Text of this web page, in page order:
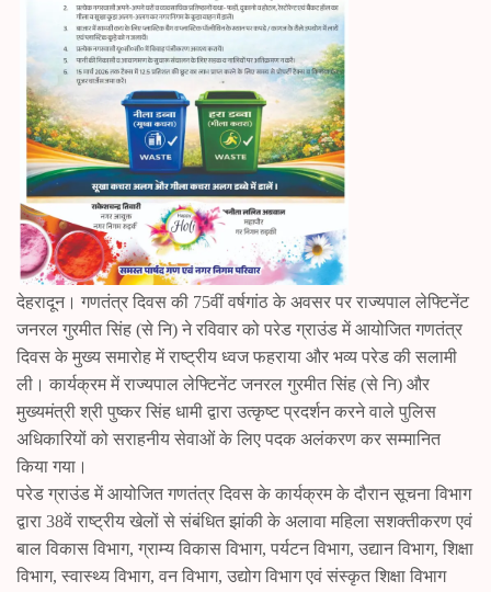
देहरादून। गणतंत्र दिवस की 75वीं वर्षगांठ के अवसर पर राज्यपाल लेफ्टिनेंट
जनरल गुरमीत सिंह (से नि) ने रविवार को परेड ग्राउंड में आयोजित गणतंत्र
दिवस के मुख्य समारोह में राष्ट्रीय ध्वज फहराया और भव्य परेड की सलामी
ली। कार्यक्रम में राज्यपाल लेफ्टिनेंट जनरल गुरमीत सिंह (से नि) और
मुख्यमंत्री श्री पुष्कर सिंह धामी द्वारा उत्कृष्ट प्रदर्शन करने वाले पुलिस
अधिकारियों को सराहनीय सेवाओं के लिए पदक अलंकरण कर सम्मानित
किया गया।
परेड ग्राउंड में आयोजित गणतंत्र दिवस के कार्यक्रम के दौरान सूचना विभाग
द्वारा 38वें राष्ट्रीय खेलों से संबंधित झांकी के अलावा महिला सशक्तीकरण एवं
बाल विकास विभाग, ग्राम्य विकास विभाग, पर्यटन विभाग, उद्यान विभाग, शिक्षा
विभाग, स्वास्थ्य विभाग, वन विभाग, उद्योग विभाग एवं संस्कृत शिक्षा विभाग